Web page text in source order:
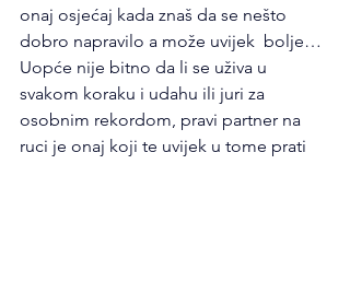
onaj osjećaj kada znaš da se nešto
dobro napravilo a može uvijek  bolje…
Uopće nije bitno da li se uživa u
svakom koraku i udahu ili juri za
osobnim rekordom, pravi partner na
ruci je onaj koji te uvijek u tome prati